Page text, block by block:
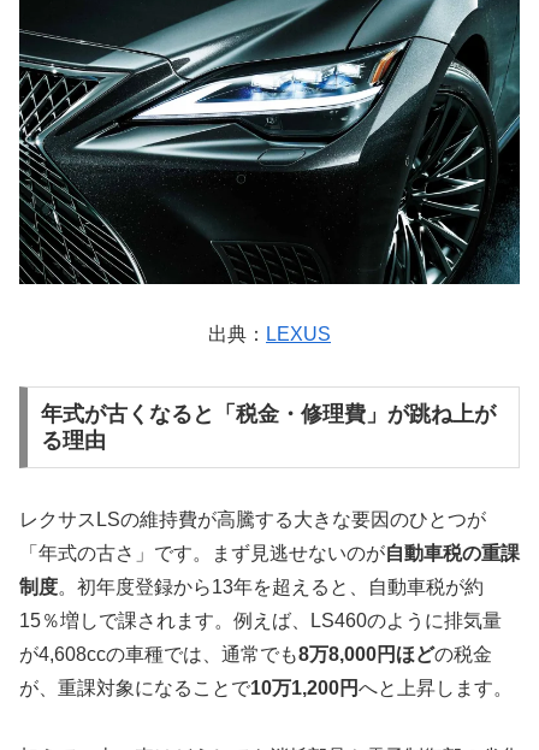
出典： LEXUS
年式が古くなると「税金・修理費」が跳ね上が
る理由
レクサスLSの維持費が高騰する大きな要因のひとつが
「年式の古さ」です。まず見逃せないのが自動車税の重課
制度。初年度登録から13年を超えると、自動車税が約
15％増しで課されます。例えば、LS460のように排気量
が4,608ccの車種では、通常でも8万8,000円ほどの税金
が、重課対象になることで10万1,200円へと上昇します。